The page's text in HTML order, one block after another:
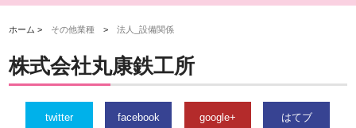
ホーム > その他業種 >法人_設備関係
株式会社丸康鉄工所
twitter facebook google+ はてブ